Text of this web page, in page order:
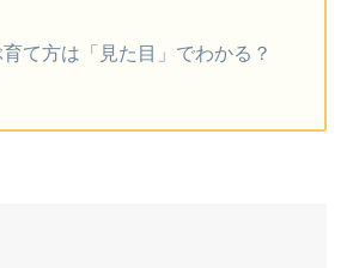
て方は「見た目」でわかる？